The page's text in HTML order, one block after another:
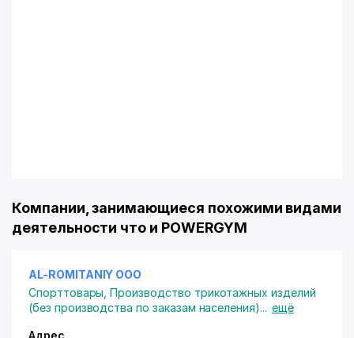
Компании, занимающиеся похожими видами
деятельности что и POWERGYM
AL-ROMITANIY ООО
Спорттовары ,Производство трикотажных изделий
(без производства по заказам населения)... ещё
Адрес